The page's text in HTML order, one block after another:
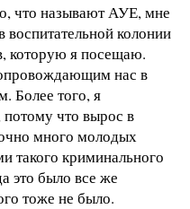
что называют АУЕ, мне
воспитательной колонии
которую я посещаю.
нас в
Более того, я
потому что вырос в
много молодых
такого криминального
это было все же
тоже не было.